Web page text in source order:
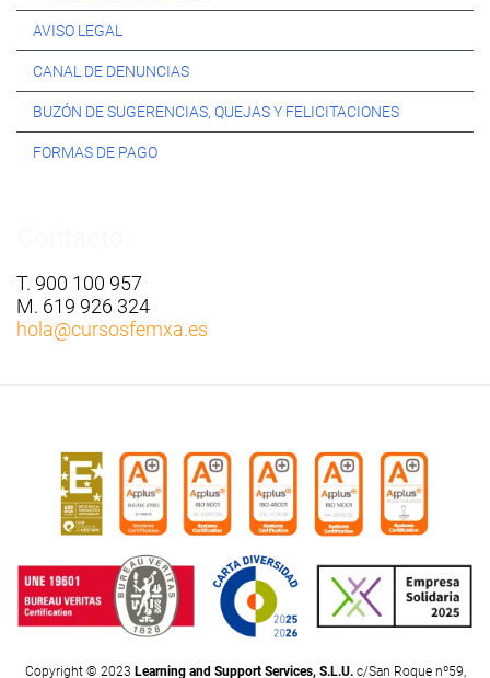
AVISO LEGAL
CANAL DE DENUNCIAS
BUZÓN DE SUGERENCIAS, QUEJAS Y FELICITACIONES
FORMAS DE PAGO
T. 900 100 957
M. 619 926 324
hola@cursosfemxa.es
Copyright © 2023 Learning and Support Services, S.L.U.c/San Roque nº59,